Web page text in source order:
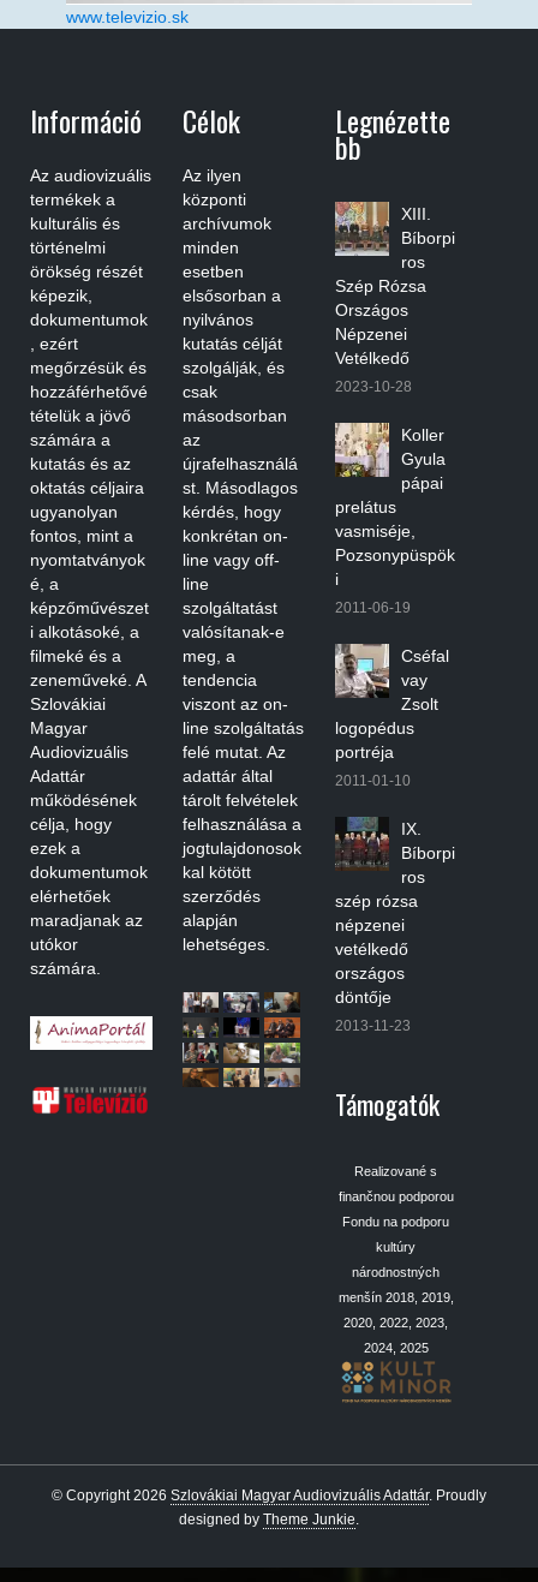
www.televizio.sk
Információ
Az audiovizuális
termékek a
kulturális és
történelmi
örökség részét
képezik,
dokumentumok
, ezért
megőrzésük és
hozzáférhetővé
tételük a jövő
számára a
kutatás és az
oktatás céljaira
ugyanolyan
fontos, mint a
nyomtatványok
é, a
képzőművészet
i alkotásoké, a
filmeké és a
zeneműveké. A
Szlovákiai
Magyar
Audiovizuális
Adattár
működésének
célja, hogy
ezek a
dokumentumok
elérhetőek
maradjanak az
utókor
számára.
Célok
Az ilyen
központi
archívumok
minden
esetben
elsősorban a
nyilvános
kutatás célját
szolgálják, és
csak
másodsorban
az
újrafelhasználá
st. Másodlagos
kérdés, hogy
konkrétan on-
line vagy off-
line
szolgáltatást
valósítanak-e
meg, a
tendencia
viszont az on-
line szolgáltatás
felé mutat. Az
adattár által
tárolt felvételek
felhasználása a
jogtulajdonosok
kal kötött
szerződés
alapján
lehetséges.
Legnézette
Bb
XIII.
Bíborpi
ros
Szép Rózsa
Országos
Népzenei
Vetélkedő
2023-10-28
Koller
Gyula
pápai
prelátus
vasmiséje,
Pozsonypüspök
i
2011-06-19
Cséfal
vay
Zsolt
logopédus
portréja
2011-01-10
IX.
Bíborpi
ros
szép rózsa
népzenei
vetélkedő
országos
döntője
2013-11-23
Támogatók
Realizované s
finančnou podporou
Fondu na podporu
kultúry
národnostných
menšín 2018, 2019,
2020, 2022, 2023,
2024, 2025
© Copyright 2026 Szlovákiai Magyar Audiovizuális Adattár. Proudly
designed by Theme Junkie